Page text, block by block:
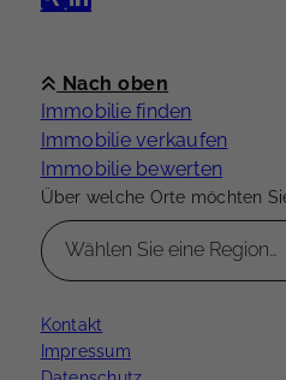
Über welche Orte möchten
Nach oben
Immobilie finden
Immobilie verkaufen
Immobilie bewerten
Kontakt
Impressum